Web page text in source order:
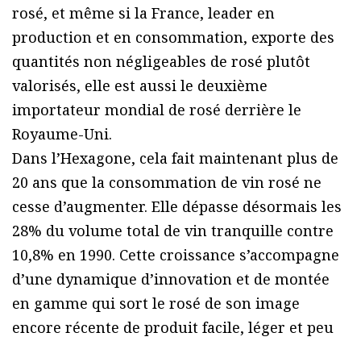
rosé, et même si la France, leader en
production et en consommation, exporte des
quantités non négligeables de rosé plutôt
valorisés, elle est aussi le deuxième
importateur mondial de rosé derrière le
Royaume-Uni.
Dans l’Hexagone, cela fait maintenant plus de
20 ans que la consommation de vin rosé ne
cesse d’augmenter. Elle dépasse désormais les
28% du volume total de vin tranquille contre
10,8% en 1990. Cette croissance s’accompagne
d’une dynamique d’innovation et de montée
en gamme qui sort le rosé de son image
encore récente de produit facile, léger et peu